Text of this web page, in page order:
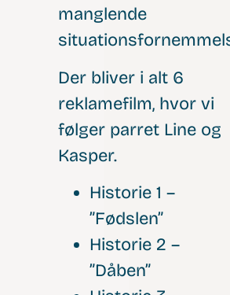
manglende
Der bliver i alt 6
reklamefilm, hvor vi
følger parret Line og
Kasper.
Historie 1 –
”Fødslen”
Historie 2 –
”Dåben”